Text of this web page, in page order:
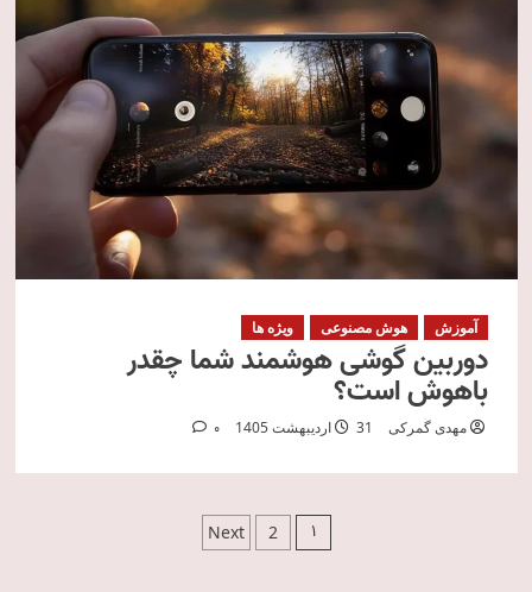
آموزش هوش مصنوعی ویژه ها
دوربین گوشی هوشمند شما چقدر
باهوش است؟
مهدی گمرکی 31 اردیبهشت 1405 0
صفحه‌بندی
1
2
Next